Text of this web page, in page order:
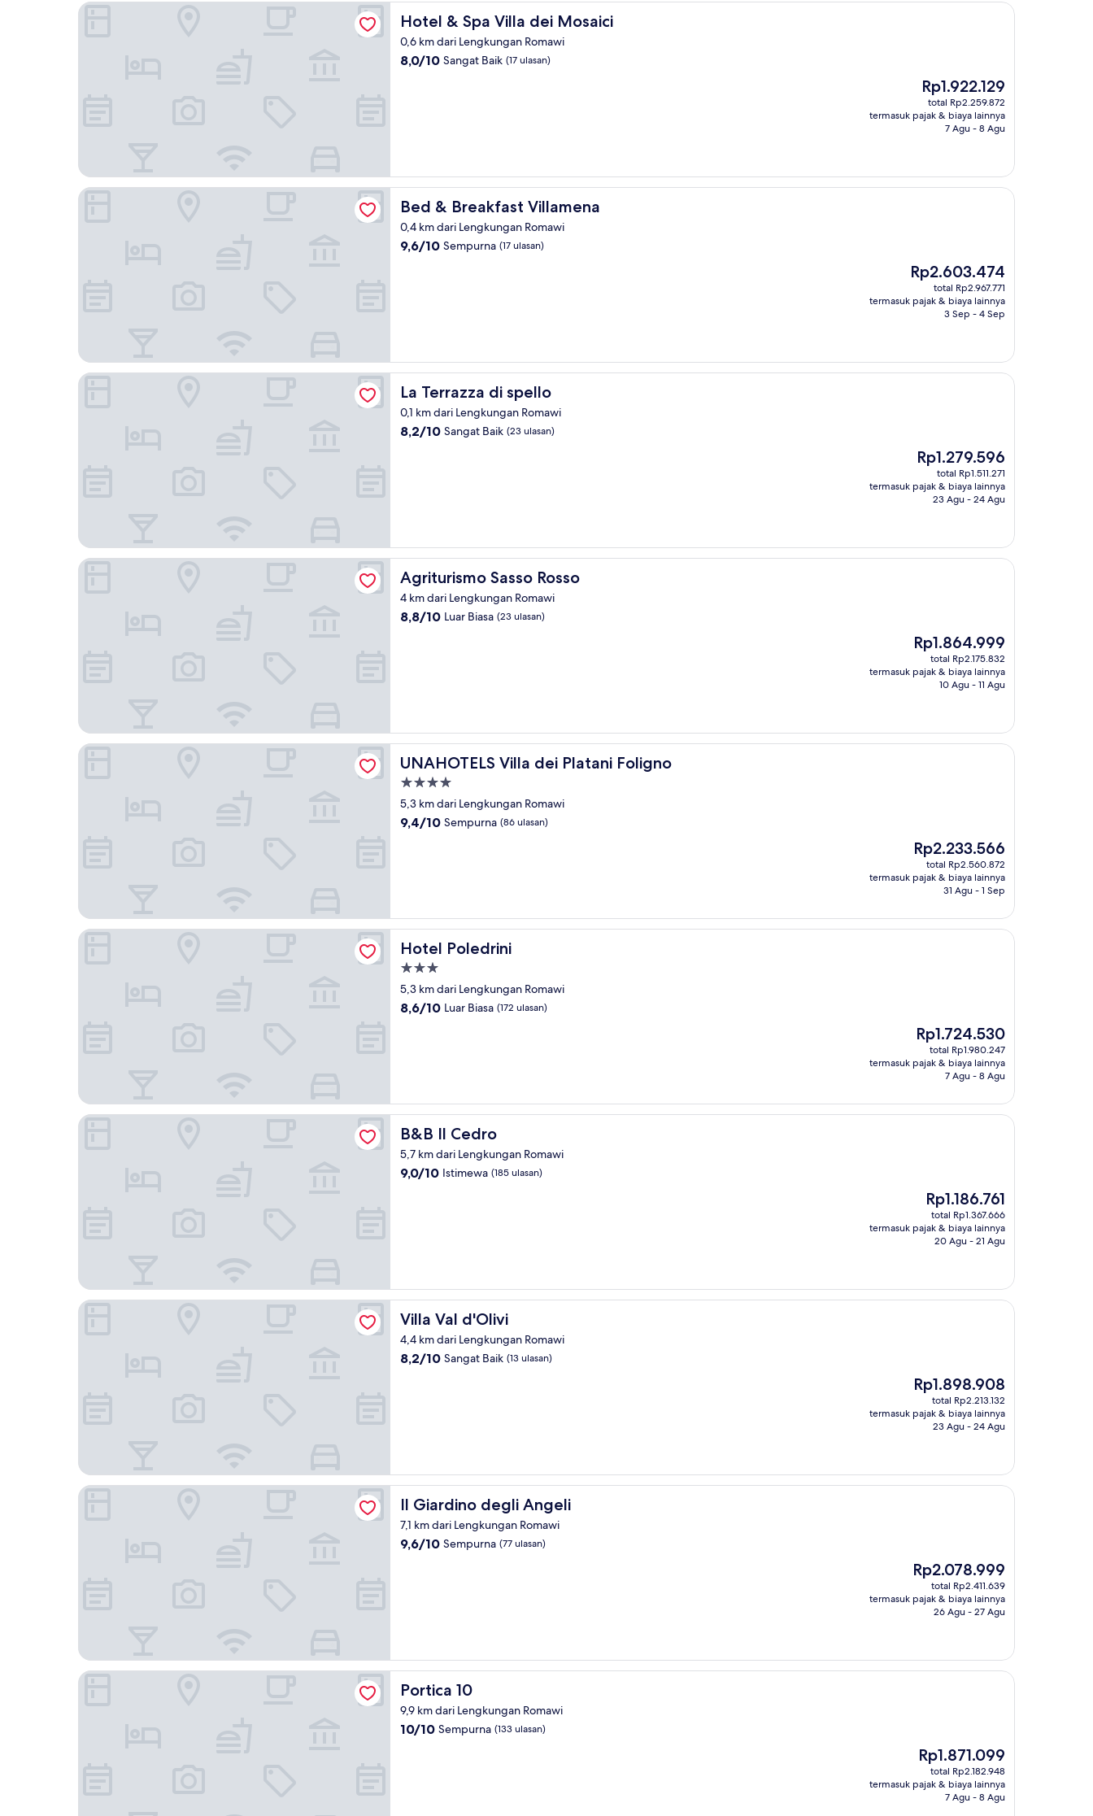
Hotel & Spa Villa dei Mosaici
Hotel & Spa Villa dei Mosaici
0,6 km dari Lengkungan Romawi
8.0
8,0/10 Sangat Baik (17 ulasan)
Harga
sekarang
Rp1.922.129
Rp1.922.129
total Rp2.259.872
termasuk pajak & biaya lainnya
7 Agu - 8 Agu
Hotel & Spa Villa dei Mosaici
Bed & Breakfast Villamena
Bed & Breakfast Villamena
0,4 km dari Lengkungan Romawi
9.6
9,6/10 Sempurna (17 ulasan)
Harga
sekarang
Rp2.603.474
Rp2.603.474
total Rp2.967.771
termasuk pajak & biaya lainnya
3 Sep - 4 Sep
Bed & Breakfast Villamena
La Terrazza di spello
La Terrazza di spello
0,1 km dari Lengkungan Romawi
8.2
8,2/10 Sangat Baik (23 ulasan)
Harga
sekarang
Rp1.279.596
Rp1.279.596
total Rp1.511.271
termasuk pajak & biaya lainnya
23 Agu - 24 Agu
La Terrazza di spello
Agriturismo Sasso Rosso
Agriturismo Sasso Rosso
4 km dari Lengkungan Romawi
8.8
8,8/10 Luar Biasa (23 ulasan)
Harga
sekarang
Rp1.864.999
Rp1.864.999
total Rp2.175.832
termasuk pajak & biaya lainnya
10 Agu - 11 Agu
Agriturismo Sasso Rosso
UNAHOTELS Villa dei Platani Foligno
UNAHOTELS Villa dei Platani Foligno
Properti
bintang
4.0
5,3 km dari Lengkungan Romawi
9.4
9,4/10 Sempurna (86 ulasan)
Harga
sekarang
Rp2.233.566
Rp2.233.566
total Rp2.560.872
termasuk pajak & biaya lainnya
31 Agu - 1 Sep
UNAHOTELS Villa dei Platani Foligno
Hotel Poledrini
Hotel Poledrini
Properti
bintang
3.0
5,3 km dari Lengkungan Romawi
8.6
8,6/10 Luar Biasa (172 ulasan)
Harga
sekarang
Rp1.724.530
Rp1.724.530
total Rp1.980.247
termasuk pajak & biaya lainnya
7 Agu - 8 Agu
Hotel Poledrini
B&B Il Cedro
B&B Il Cedro
5,7 km dari Lengkungan Romawi
9.0
9,0/10 Istimewa (185 ulasan)
Harga
sekarang
Rp1.186.761
Rp1.186.761
total Rp1.367.666
termasuk pajak & biaya lainnya
20 Agu - 21 Agu
B&B Il Cedro
Villa Val d'Olivi
Villa Val d'Olivi
4,4 km dari Lengkungan Romawi
8.2
8,2/10 Sangat Baik (13 ulasan)
Harga
sekarang
Rp1.898.908
Rp1.898.908
total Rp2.213.132
termasuk pajak & biaya lainnya
23 Agu - 24 Agu
Villa Val d'Olivi
Il Giardino degli Angeli
Il Giardino degli Angeli
7,1 km dari Lengkungan Romawi
9.6
9,6/10 Sempurna (77 ulasan)
Harga
sekarang
Rp2.078.999
Rp2.078.999
total Rp2.411.639
termasuk pajak & biaya lainnya
26 Agu - 27 Agu
Il Giardino degli Angeli
Portica 10
Portica 10
9,9 km dari Lengkungan Romawi
10.0
10/10 Sempurna (133 ulasan)
Harga
sekarang
Rp1.871.099
Rp1.871.099
total Rp2.182.948
termasuk pajak & biaya lainnya
7 Agu - 8 Agu
Portica 10